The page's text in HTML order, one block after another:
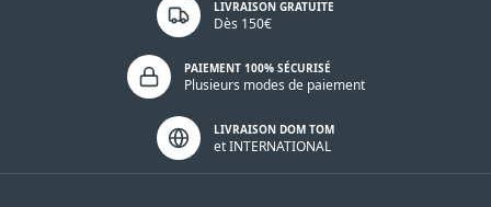
LIVRAISON GRATUITE
Dès 150€
PAIEMENT 100% SÉCURISÉ
Plusieurs modes de paiement
LIVRAISON DOM TOM
et INTERNATIONAL